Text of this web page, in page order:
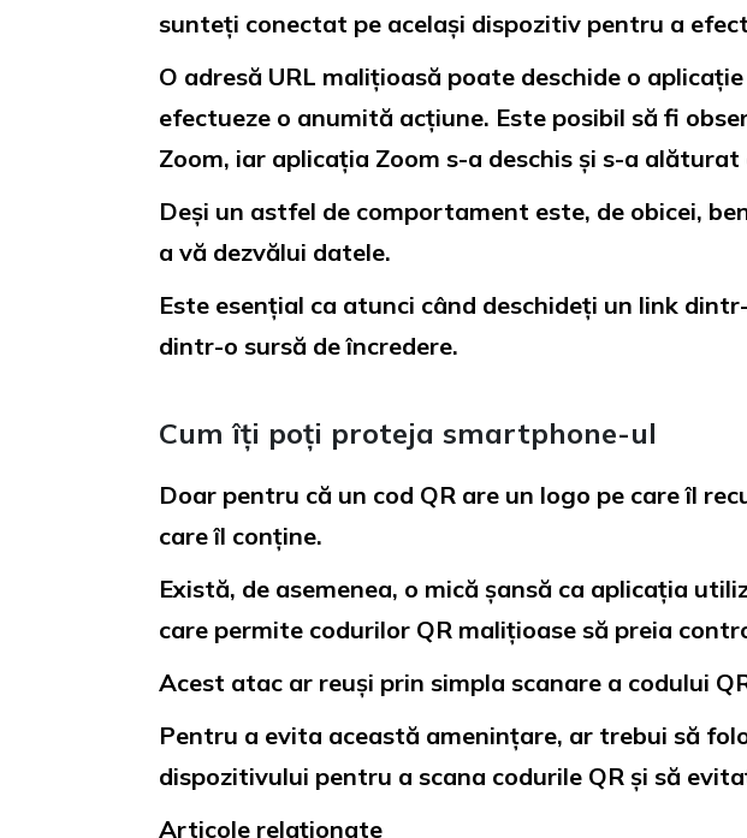
sunteți conectat pe același dispozitiv pentru a
O adresă URL malițioasă poate deschide o
efectueze o anumită acțiune. Este posibil să fi
Zoom, iar aplicația Zoom s-a deschis și s-a
Deși un astfel de comportament este, de obicei,
a vă dezvălui datele.
Este esențial ca atunci când deschideți un link
dintr-o sursă de încredere.
Cum îți poți proteja smartphone-ul
Doar pentru că un cod QR are un logo pe care îl
care îl conține.
Există, de asemenea, o mică șansă ca aplicația
care permite codurilor QR malițioase să preia
Acest atac ar reuși prin simpla scanare a codului
Pentru a evita această amenințare, ar trebui să
dispozitivului pentru a scana codurile QR și să
Articole relaționate